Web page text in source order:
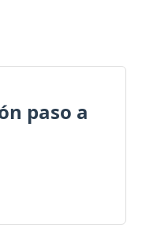
paso a